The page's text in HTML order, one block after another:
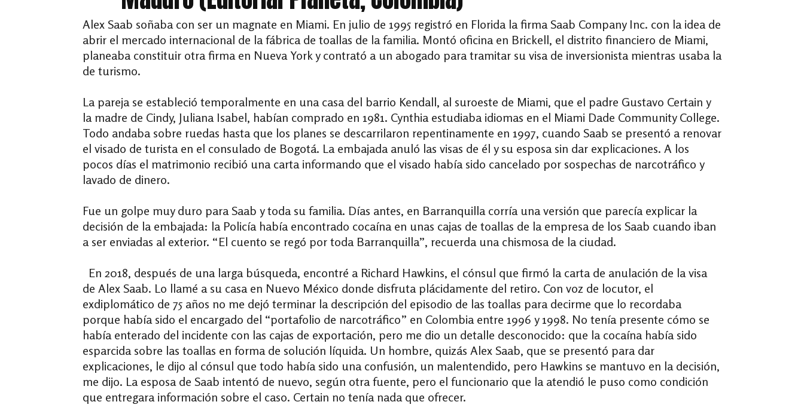
Alex Saab soñaba con ser un magnate en Miami. En julio de 1995 registró en Florida la firma Saab Company Inc. con la idea de
abrir el mercado internacional de la fábrica de toallas de la familia. Montó oficina en Brickell, el distrito financiero de Miami,
planeaba constituir otra firma en Nueva York y contrató a un abogado para tramitar su visa de inversionista mientras usaba la
de turismo.
La pareja se estableció temporalmente en una casa del barrio Kendall, al suroeste de Miami, que el padre Gustavo Certain y
la madre de Cindy, Juliana Isabel, habían comprado en 1981. Cynthia estudiaba idiomas en el Miami Dade Community College.
Todo andaba sobre ruedas hasta que los planes se descarrilaron repentinamente en 1997, cuando Saab se presentó a renovar
el visado de turista en el consulado de Bogotá. La embajada anuló las visas de él y su esposa sin dar explicaciones. A los
pocos días el matrimonio recibió una carta informando que el visado había sido cancelado por sospechas de narcotráfico y
lavado de dinero.
Fue un golpe muy duro para Saab y toda su familia. Días antes, en Barranquilla corría una versión que parecía explicar la
decisión de la embajada: la Policía había encontrado cocaína en unas cajas de toallas de la empresa de los Saab cuando iban
a ser enviadas al exterior. “El cuento se regó por toda Barranquilla”, recuerda una chismosa de la ciudad.
En 2018, después de una larga búsqueda, encontré a Richard Hawkins, el cónsul que firmó la carta de anulación de la visa
de Alex Saab. Lo llamé a su casa en Nuevo México donde disfruta plácidamente del retiro. Con voz de locutor, el
exdiplomático de 75 años no me dejó terminar la descripción del episodio de las toallas para decirme que lo recordaba
porque había sido el encargado del “portafolio de narcotráfico” en Colombia entre 1996 y 1998. No tenía presente cómo se
había enterado del incidente con las cajas de exportación, pero me dio un detalle desconocido: que la cocaína había sido
esparcida sobre las toallas en forma de solución líquida. Un hombre, quizás Alex Saab, que se presentó para dar
explicaciones, le dijo al cónsul que todo había sido una confusión, un malentendido, pero Hawkins se mantuvo en la decisión,
me dijo. La esposa de Saab intentó de nuevo, según otra fuente, pero el funcionario que la atendió le puso como condición
que entregara información sobre el caso. Certain no tenía nada que ofrecer.